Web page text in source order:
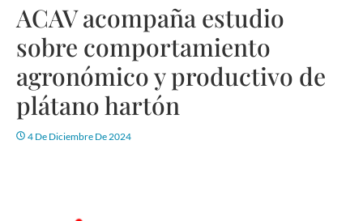
ACAV acompaña estudio
sobre comportamiento
agronómico y productivo de
plátano hartón
4 De Diciembre De 2024